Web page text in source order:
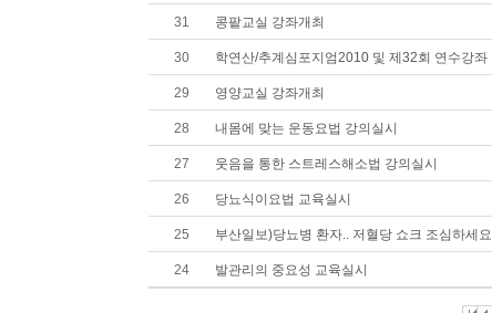
31 콩팥교실 강좌개최
30 학연산/추계심포지엄2010 및 제32회 연수강좌
29 영양교실 강좌개최
28 내몸에 맞는 운동요법 강의실시
27 웃음을 통한 스트레스해소법 강의실시
26 당뇨식이요법 교육실시
25 부산일보)당뇨병 환자.. 저혈당 쇼크 조심하세요
24 발관리의 중요성 교육실시